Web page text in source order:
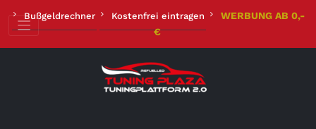
Inhalt
springen
Bußgeldrechner Kostenfrei eintragen
WERBUNG AB 0,-
€